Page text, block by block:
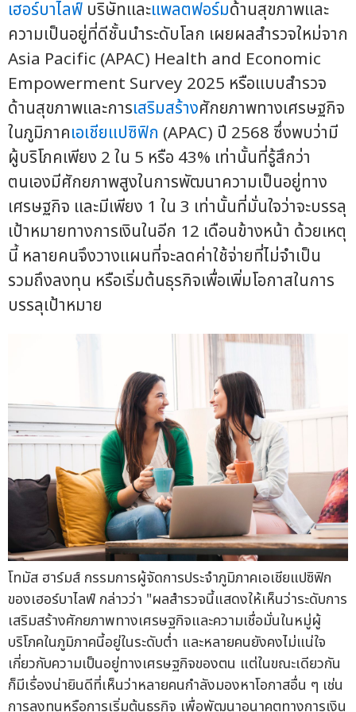
เฮอร์บาไลฟ์ บริษัทและแพลตฟอร์มด้านสุขภาพและ
ความเป็นอยู่ที่ดีชั้นนำระดับโลก เผยผลสำรวจใหม่จาก
Asia Pacific (APAC) Health and Economic
Empowerment Survey 2025 หรือแบบสำรวจ
ด้านสุขภาพและการเสริมสร้างศักยภาพทางเศรษฐกิจ
ในภูมิภาคเอเชียแปซิฟิก (APAC) ปี 2568 ซึ่งพบว่ามี
ผู้บริโภคเพียง 2 ใน 5 หรือ 43% เท่านั้นที่รู้สึกว่า
ตนเองมีศักยภาพสูงในการพัฒนาความเป็นอยู่ทาง
เศรษฐกิจ และมีเพียง 1 ใน 3 เท่านั้นที่มั่นใจว่าจะบรรลุ
เป้าหมายทางการเงินในอีก 12 เดือนข้างหน้า ด้วยเหตุ
นี้ หลายคนจึงวางแผนที่จะลดค่าใช้จ่ายที่ไม่จำเป็น
รวมถึงลงทุน หรือเริ่มต้นธุรกิจเพื่อเพิ่มโอกาสในการ
บรรลุเป้าหมาย
โทมัส ฮาร์มส์ กรรมการผู้จัดการประจำภูมิภาคเอเชียแปซิฟิก
ของเฮอร์บาไลฟ์ กล่าวว่า "ผลสำรวจนี้แสดงให้เห็นว่าระดับการ
เสริมสร้างศักยภาพทางเศรษฐกิจและความเชื่อมั่นในหมู่ผู้
บริโภคในภูมิภาคนี้อยู่ในระดับต่ำ และหลายคนยังคงไม่แน่ใจ
เกี่ยวกับความเป็นอยู่ทางเศรษฐกิจของตน แต่ในขณะเดียวกัน
ก็มีเรื่องน่ายินดีที่เห็นว่าหลายคนกำลังมองหาโอกาสอื่น ๆ เช่น
การลงทุนหรือการเริ่มต้นธุรกิจ เพื่อพัฒนาอนาคตทางการเงิน